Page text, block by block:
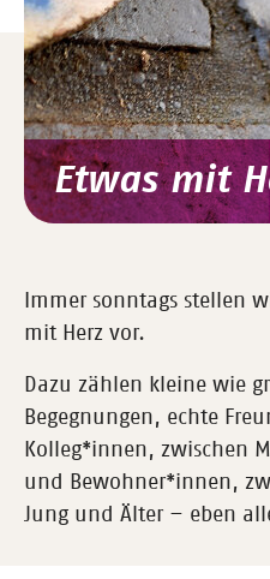
Etwas mit
Immer sonntags stellen
mit Herz vor.
Dazu zählen kleine wie
Begegnungen, echte
Kolleg*innen, zwischen
und Bewohner*innen,
Jung und Älter – eben